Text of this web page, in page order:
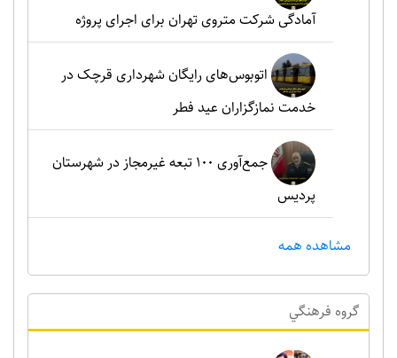
آمادگی شرکت متروی تهران برای اجرای پروژه
اتوبوس‌های رایگان شهرداری قرچک در
خدمت نمازگزاران عید فطر
جمع‌آوری ۱۰۰ تبعه غیرمجاز در شهرستان
پردیس
مشاهده همه
گروه فرهنگي